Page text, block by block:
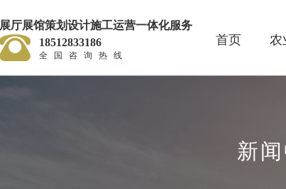
展厅展馆策划设计施工运营一体化服务
18512833186
全国咨询热线
首页 农
新